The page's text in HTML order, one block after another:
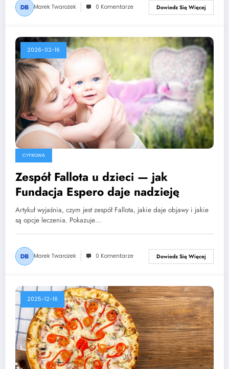
Marek Twarożek 0 Komentarze Dowiedz Się Więcej
2026-02-16
CYFROWA
Zespół Fallota u dzieci — jak
Fundacja Espero daje nadzieję
Artykuł wyjaśnia, czym jest zespół Fallota, jakie daje objawy i jakie
są opcje leczenia. Pokazuje…
Marek Twarożek 0 Komentarze Dowiedz Się Więcej
2025-12-16